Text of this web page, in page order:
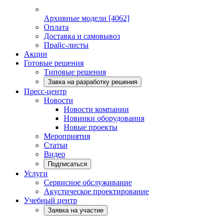
Архивные модели [4062]
Оплата
Доставка и самовывоз
Прайс-листы
Акции
Готовые решения
Типовые решения
Завка на разработку решения
Пресс-центр
Новости
Новости компании
Новинки оборудования
Новые проекты
Мероприятия
Статьи
Видео
Подписаться
Услуги
Сервисное обслуживание
Акустическое проектирование
Учебный центр
Заявка на участие